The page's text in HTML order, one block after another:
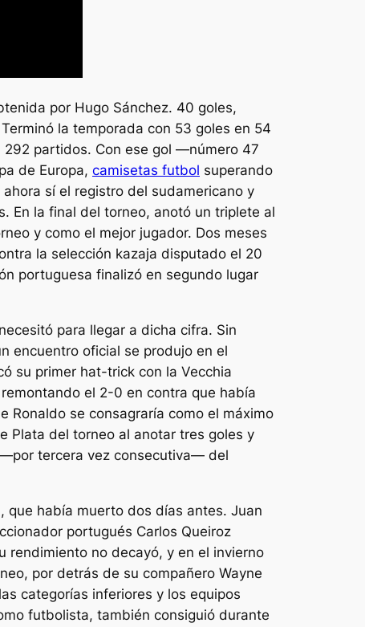
por Hugo Sánchez. 40 goles,
la temporada con 53 goles en 54
292 partidos. Con ese gol —número 47
de Europa, camisetas futbol superando
sí el registro del sudamericano y
En la final del torneo, anotó un triplete al
y como el mejor jugador. Dos meses
la selección kazaja disputado el 20
portuguesa finalizó en segundo lugar
para llegar a dicha cifra. Sin
encuentro oficial se produjo en el
su primer hat-trick con la Vecchia
remontando el 2-0 en contra que había
Ronaldo se consagraría como el máximo
Plata del torneo al anotar tres goles y
tercera vez consecutiva— del
que había muerto dos días antes. Juan
portugués Carlos Queiroz
rendimiento no decayó, y en el invierno
por detrás de su compañero Wayne
categorías inferiores y los equipos
futbolista, también consiguió durante